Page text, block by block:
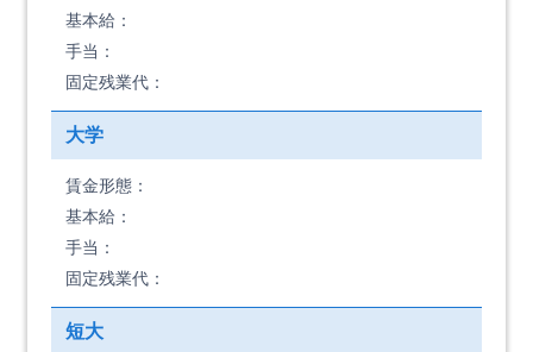
基本給：
手当：
固定残業代：
大学
賃金形態：
基本給：
手当：
固定残業代：
短大